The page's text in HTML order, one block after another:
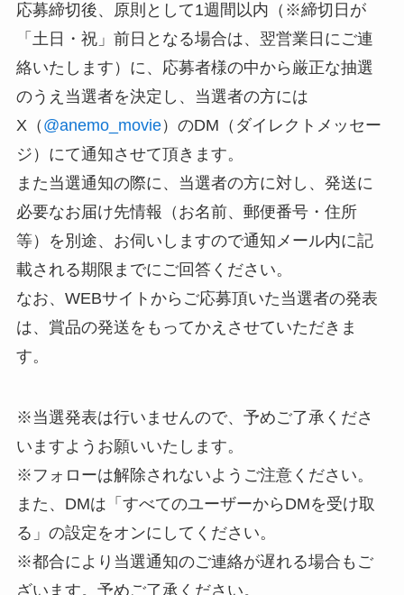
応募締切後、原則として1週間以内（※締切日が
「土日・祝」前日となる場合は、翌営業日にご連
絡いたします）に、応募者様の中から厳正な抽選
のうえ当選者を決定し、当選者の方には
X（ @anemo_movie）のDM（ダイレクトメッセー
ジ）にて通知させて頂きます。
また当選通知の際に、当選者の方に対し、発送に
必要なお届け先情報（お名前、郵便番号・住所
等）を別途、お伺いしますので通知メール内に記
載される期限までにご回答ください。
なお、WEBサイトからご応募頂いた当選者の発表
は、賞品の発送をもってかえさせていただきま
す。
※当選発表は行いませんので、予めご了承くださ
いますようお願いいたします。
※フォローは解除されないようご注意ください。
また、DMは「すべてのユーザーからDMを受け取
る」の設定をオンにしてください。
※都合により当選通知のご連絡が遅れる場合もご
ざいます。予めご了承ください。